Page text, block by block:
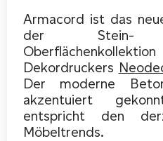
Armacord ist das
der Stein-
Dekordruckers
Der moderne
akzentuiert
entspricht den
Möbeltrends.